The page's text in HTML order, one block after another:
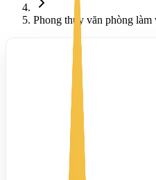
Phong thủy văn phòng